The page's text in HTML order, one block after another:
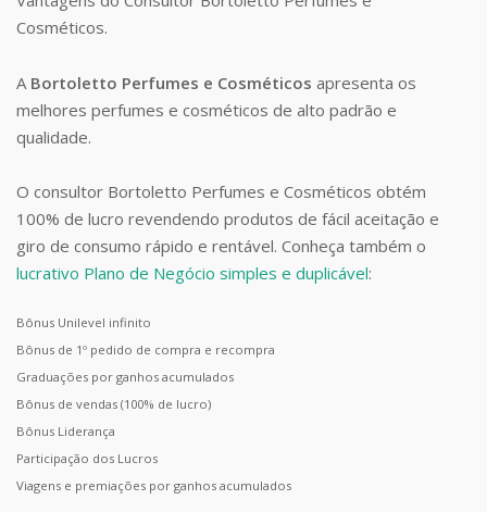
Cosméticos.
A Bortoletto Perfumes e Cosméticos apresenta os
melhores perfumes e cosméticos de alto padrão e
qualidade.
O consultor Bortoletto Perfumes e Cosméticos obtém
100% de lucro revendendo produtos de fácil aceitação e
giro de consumo rápido e rentável. Conheça também o
lucrativo Plano de Negócio simples e duplicável:
Bônus Unilevel infinito
Bônus de 1º pedido de compra e recompra
Graduações por ganhos acumulados
Bônus de vendas (100% de lucro)
Bônus Liderança
Participação dos Lucros
Viagens e premiações por ganhos acumulados